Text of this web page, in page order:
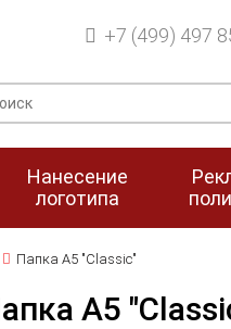
+7 (499) 497
Нанесение
логотипа
Папка А5 "Classic"
А5